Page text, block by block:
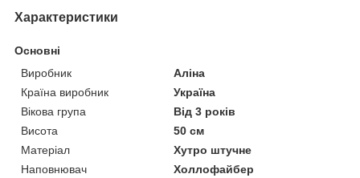
Характеристики
Основні
Виробник
Аліна
Країна виробник
Україна
Вікова група
Від 3 років
Висота
50 см
Матеріал
Хутро штучне
Наповнювач
Холлофайбер